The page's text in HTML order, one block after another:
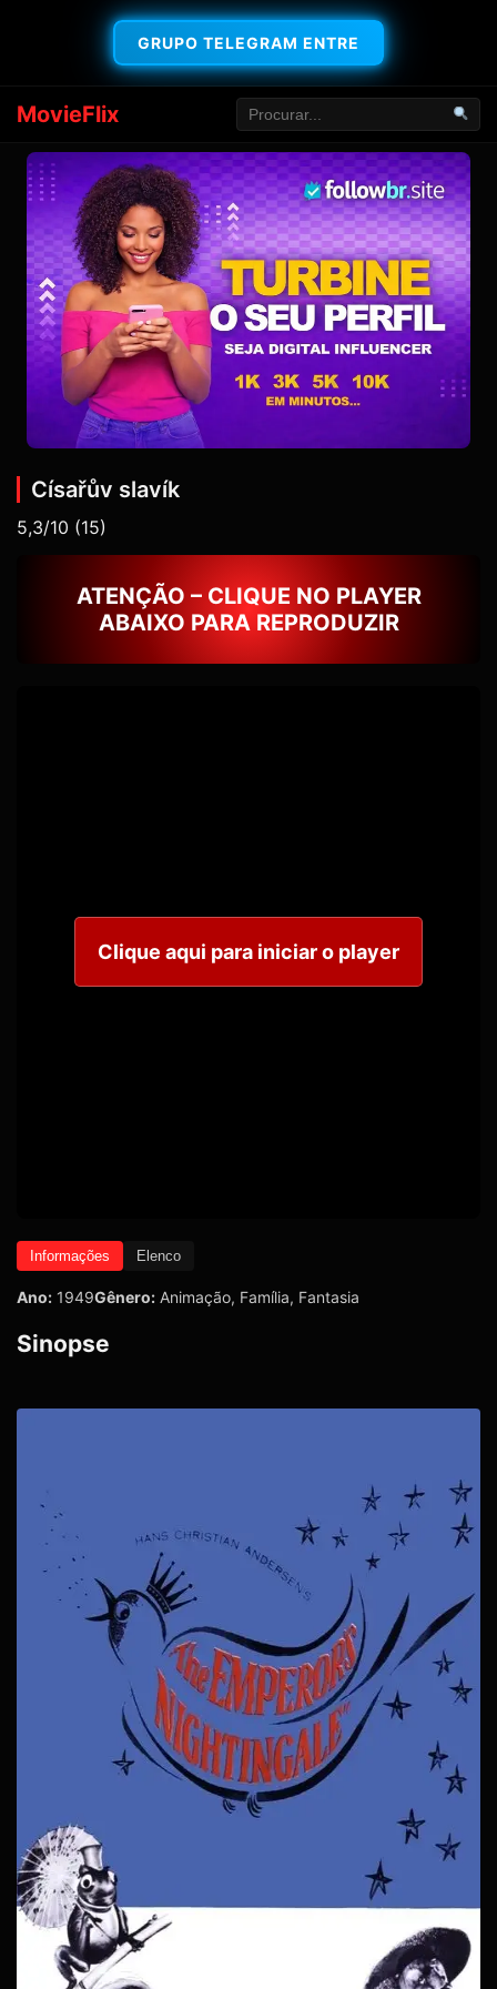
GRUPO TELEGRAM ENTRE
MovieFlix
Císařův slavík
5,3/10 (15)
ATENÇÃO – CLIQUE NO PLAYER
ABAIXO PARA REPRODUZIR
Clique aqui para iniciar o player
Informações Elenco
Ano: 1949Gênero: Animação, Família, Fantasia
Sinopse